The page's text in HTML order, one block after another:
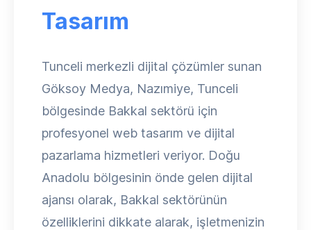
Tasarım
Tunceli merkezli dijital çözümler sunan
Göksoy Medya, Nazımiye, Tunceli
bölgesinde Bakkal sektörü için
profesyonel web tasarım ve dijital
pazarlama hizmetleri veriyor. Doğu
Anadolu bölgesinin önde gelen dijital
ajansı olarak, Bakkal sektörünün
özelliklerini dikkate alarak, işletmenizin